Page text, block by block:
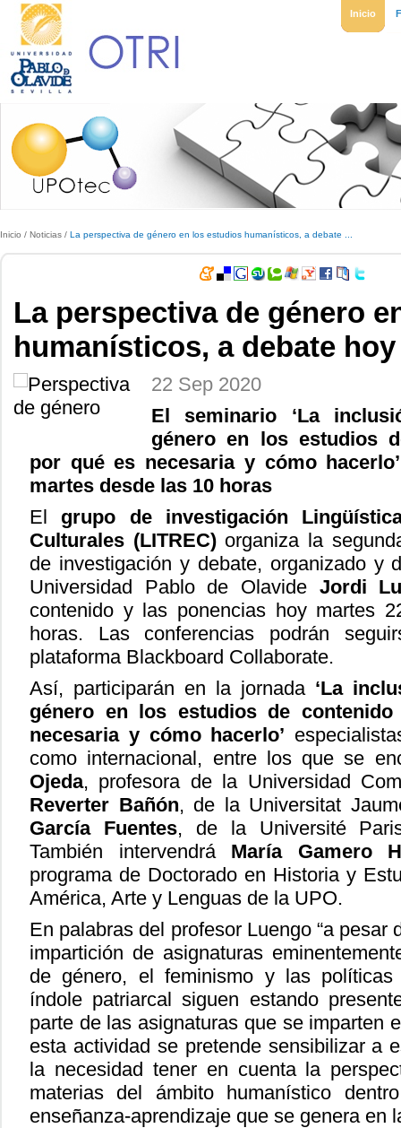
Inicio
Inicio / Noticias / La perspectiva de género en los estudios humanísticos, a debate ...
La perspectiva de género
humanísticos, a debate hoy
22 Sep 2020
El seminario ‘La
género en los estudios
por qué es necesaria y cómo
martes desde las 10 horas
El grupo de investigación
Culturales (LITREC)organiza la
de investigación y debate, organizado y
Universidad Pablo de Olavide Jordi
contenido y las ponencias hoy martes
horas. Las conferencias podrán
plataforma Blackboard Collaborate.
Así, participarán en la jornada ‘La
género en los estudios de
necesaria y cómo hacerlo’
como internacional, entre los que se
Ojeda, profesora de la Universidad
Reverter Bañón, de la Universitat
García Fuentes, de la Université
También intervendrá María Gamero
programa de Doctorado en Historia y
América, Arte y Lenguas de la UPO.
En palabras del profesor Luengo “a pesar
impartición de asignaturas
de género, el feminismo y las
índole patriarcal siguen estando
parte de las asignaturas que se imparten
esta actividad se pretende sensibilizar a
la necesidad tener en cuenta la
materias del ámbito humanístico
enseñanza-aprendizaje que se genera en